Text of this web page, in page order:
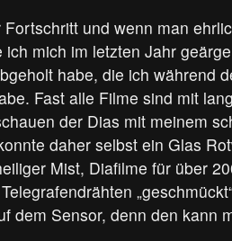
und wenn man
mich im letzten Jahr
habe, die ich während
Fast alle Filme sind mit
der Dias mit meinem
daher selbst ein Glas
Mist, Diafilme für über
dem Sensor, denn den kann